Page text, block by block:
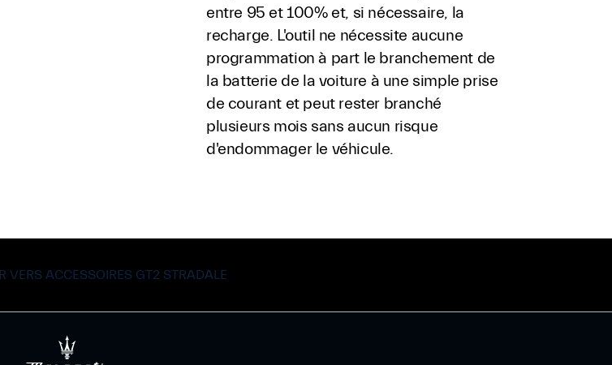
entre 95 et 100% et, si nécessaire, la
recharge. L'outil ne nécessite aucune
programmation à part le branchement de
la batterie de la voiture à une simple prise
de courant et peut rester branché
plusieurs mois sans aucun risque
d'endommager le véhicule.
VERS ACCESSOIRES GT2 STRADALE